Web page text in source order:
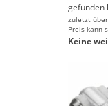
gefunden
zuletzt
Preis kann
Keine